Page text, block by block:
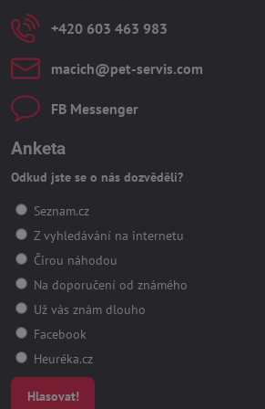
+420 603 463 983
macich​@pet-servis​.com
FB Messenger
Anketa
Odkud jste se o nás dozvěděli?
Seznam.cz
Z vyhledávání na internetu
Čirou náhodou
Na doporučení od známého
Už vás znám dlouho
Facebook
Heuréka.cz
Hlasovat!